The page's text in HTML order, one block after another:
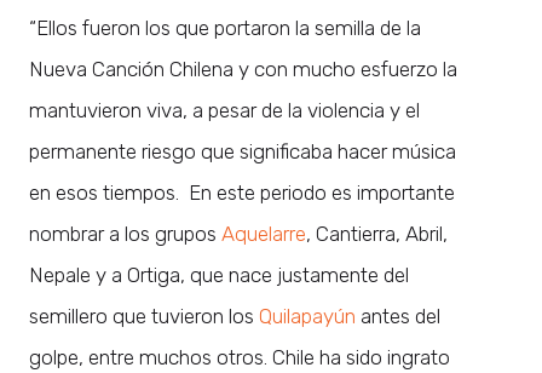
“Ellos fueron los que portaron la semilla de la
Nueva Canción Chilena y con mucho esfuerzo la
mantuvieron viva, a pesar de la violencia y el
permanente riesgo que significaba hacer música
en esos tiempos. En este periodo es importante
nombrar a los grupos Aquelarre, Cantierra, Abril,
Nepale y a Ortiga, que nace justamente del
semillero que tuvieron los Quilapayún antes del
golpe, entre muchos otros. Chile ha sido ingrato